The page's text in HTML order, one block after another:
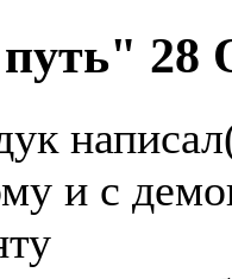
28
и с